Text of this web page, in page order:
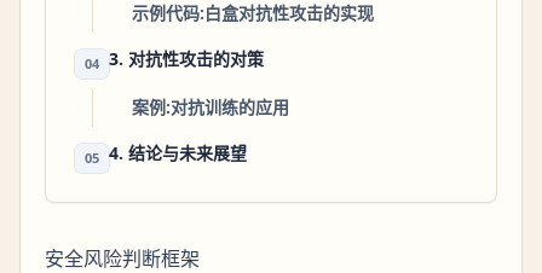
示例代码:白盒对抗性攻击的实现
04 3. 对抗性攻击的对策
案例:对抗训练的应用
05 4. 结论与未来展望
安全风险判断框架